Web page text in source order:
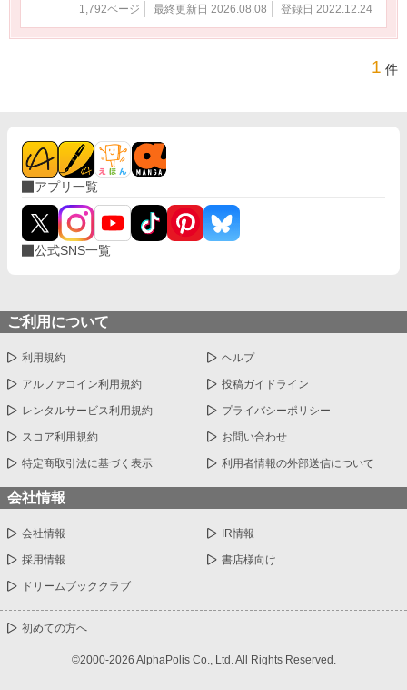
1,792ページ 最終更新日 2026.08.08 登録日 2022.12.24
1 件
アプリ一覧
公式SNS一覧
ご利用について
利用規約 ヘルプ
アルファコイン利用規約 投稿ガイドライン
レンタルサービス利用規約 プライバシーポリシー
スコア利用規約 お問い合わせ
特定商取引法に基づく表示 利用者情報の外部送信について
会社情報
会社情報 IR情報
採用情報 書店様向け
ドリームブッククラブ
初めての方へ
©2000-2026 AlphaPolis Co., Ltd. All Rights Reserved.